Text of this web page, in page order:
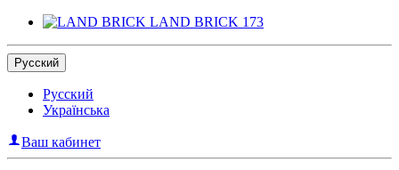
LAND BRICK 173
Русский
Русский
Українська
Ваш кабинет